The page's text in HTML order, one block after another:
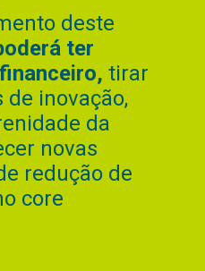
deste
ter
tirar
de inovação,
da
novas
redução de
core